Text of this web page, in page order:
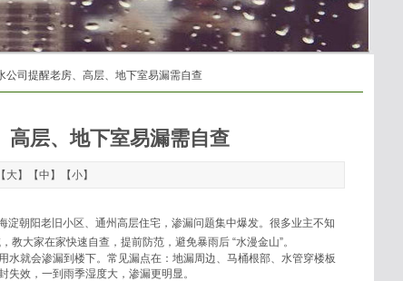
公司提醒老房、高层、地下室易漏需自查
高层、地下室易漏需自查
大】【中 】【小】
朝阳老旧小区、通州高层住宅，渗漏问题集中爆发。很多业主不知
大家在家快速自查，提前防范，避免暴雨后 “水漫金山”。
就会渗漏到楼下。常见漏点在：地漏周边、马桶根部、水管穿楼板
效，一到雨季湿度大，渗漏更明显。